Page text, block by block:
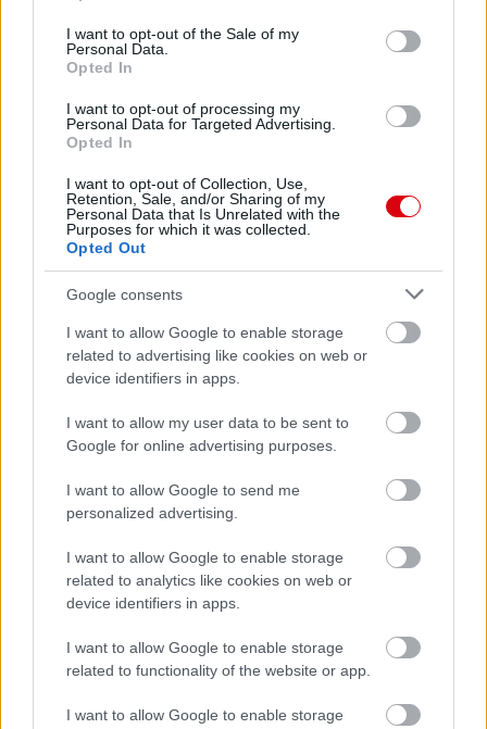
use your data for below specified purposes in below Google
consent section.
I want to opt-out of the Sale of my
Personal Data.
Opted In
I want to opt-out of processing my
Personal Data for Targeted Advertising.
Opted In
I want to opt-out of Collection, Use,
Retention, Sale, and/or Sharing of my
Personal Data that Is Unrelated with the
Purposes for which it was collected.
Opted Out
Google consents
I want to allow Google to enable storage
related to advertising like cookies on web or
device identifiers in apps.
I want to allow my user data to be sent to
Google for online advertising purposes.
I want to allow Google to send me
personalized advertising.
I want to allow Google to enable storage
related to analytics like cookies on web or
device identifiers in apps.
I want to allow Google to enable storage
related to functionality of the website or app.
I want to allow Google to enable storage
Leeds UnitedvsManchester
United
Felkészülési szezon 5. mérkőzés
Croke Park, Dublin
2026-08-12 20:30
2 nap 13 óra 21 perc 13 másodperc
AC MilanvsManchester United2026-08-15 18:00